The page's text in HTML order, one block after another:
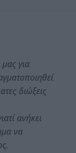
για
διώξεις
ανήκει
να